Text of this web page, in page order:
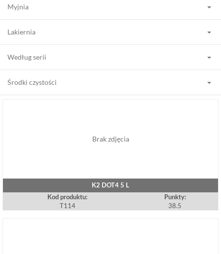
Myjnia
Lakiernia
Według serii
Środki czystości
Brak zdjęcia
K2 DOT4 5 L
Kod produktu:
T114
Punkty:
38.5